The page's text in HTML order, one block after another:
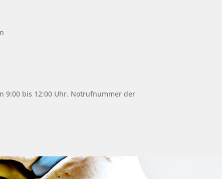
9:00 bis 12:00 Uhr. Notrufnummer der